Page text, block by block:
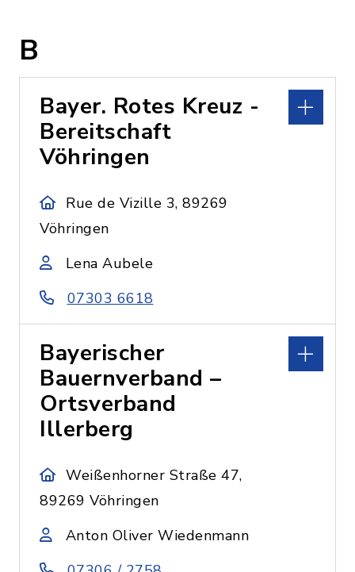
B
Bayer. Rotes Kreuz -
Bereitschaft
Vöhringen
Rue de Vizille 3, 89269
Vöhringen
Lena Aubele
07303 6618
Bayerischer
Bauernverband –
Ortsverband
Illerberg
Weißenhorner Straße 47,
89269 Vöhringen
Anton Oliver Wiedenmann